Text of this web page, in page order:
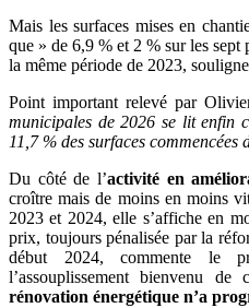
Mais les surfaces mises en
que » de 6,9 % et 2 % sur les sept
la même période de 2023,
Point important relevé par
municipales de 2026 se lit enfin
11,7 % des surfaces
Du côté de l’activité en
croître mais de moins en moins
2023 et 2024, elle s’affiche en
prix, toujours pénalisée par la
début 2024, commente le
l’assouplissement bienvenu
rénovation énergétique n’a